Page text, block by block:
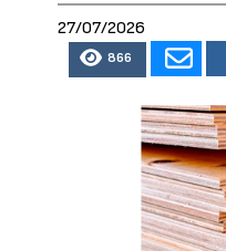
27/07/2026
866